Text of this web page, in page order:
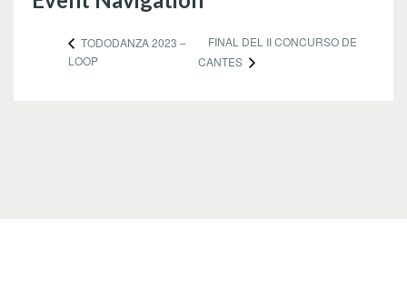
TODODANZA 2023 –
LOOP
FINAL DEL II CONCURSO DE
CANTES